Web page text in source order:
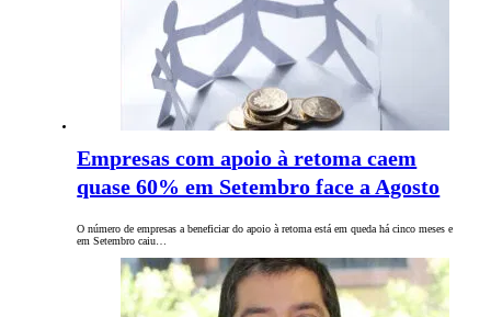
Empresas com apoio à retoma caem
quase 60% em Setembro face a Agosto
O número de empresas a beneficiar do apoio à retoma está em queda há cinco meses e
em Setembro caiu…